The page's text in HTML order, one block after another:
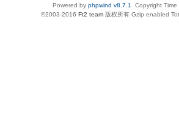
Powered by phpwind v8.7.1
Copyright
©2003-2016 Ft2 team版权所有 Gzip enabled